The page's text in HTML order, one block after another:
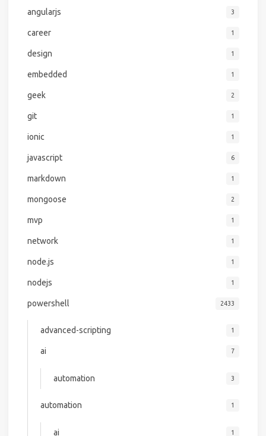
angularjs 3
career 1
design 1
embedded 1
geek 2
git 1
ionic 1
javascript 6
markdown 1
mongoose 2
mvp 1
network 1
node.js 1
nodejs 1
powershell 2433
advanced-scripting 1
ai 7
automation 3
automation 1
ai 1